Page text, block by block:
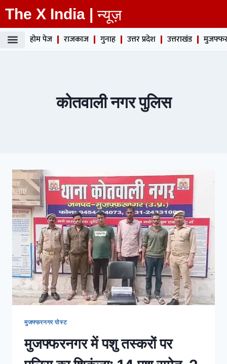
The X India | न्यूज़
होम पेज राजकाज गुनाह उत्तर प्रदेश उत्तराखंड
कोतवाली नगर पुलिस
मुजफ्फरनगर पोस्ट
मुजफ्फरनगर में पशु तस्करों पर